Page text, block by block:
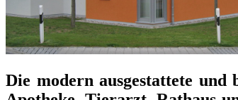
Die modern ausgestattete